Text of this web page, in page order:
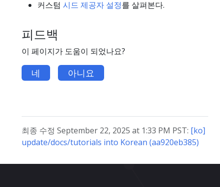
커스텀 시드 제공자 설정를 살펴본다.
피드백
이 페이지가 도움이 되었나요?
네 아니요
최종 수정 September 22, 2025 at 1:33 PM PST: [ko]
update/docs/tutorials into Korean (aa920eb385)